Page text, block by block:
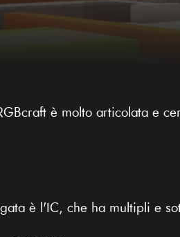
è molto articolata e
è l'IC, che ha multipli e